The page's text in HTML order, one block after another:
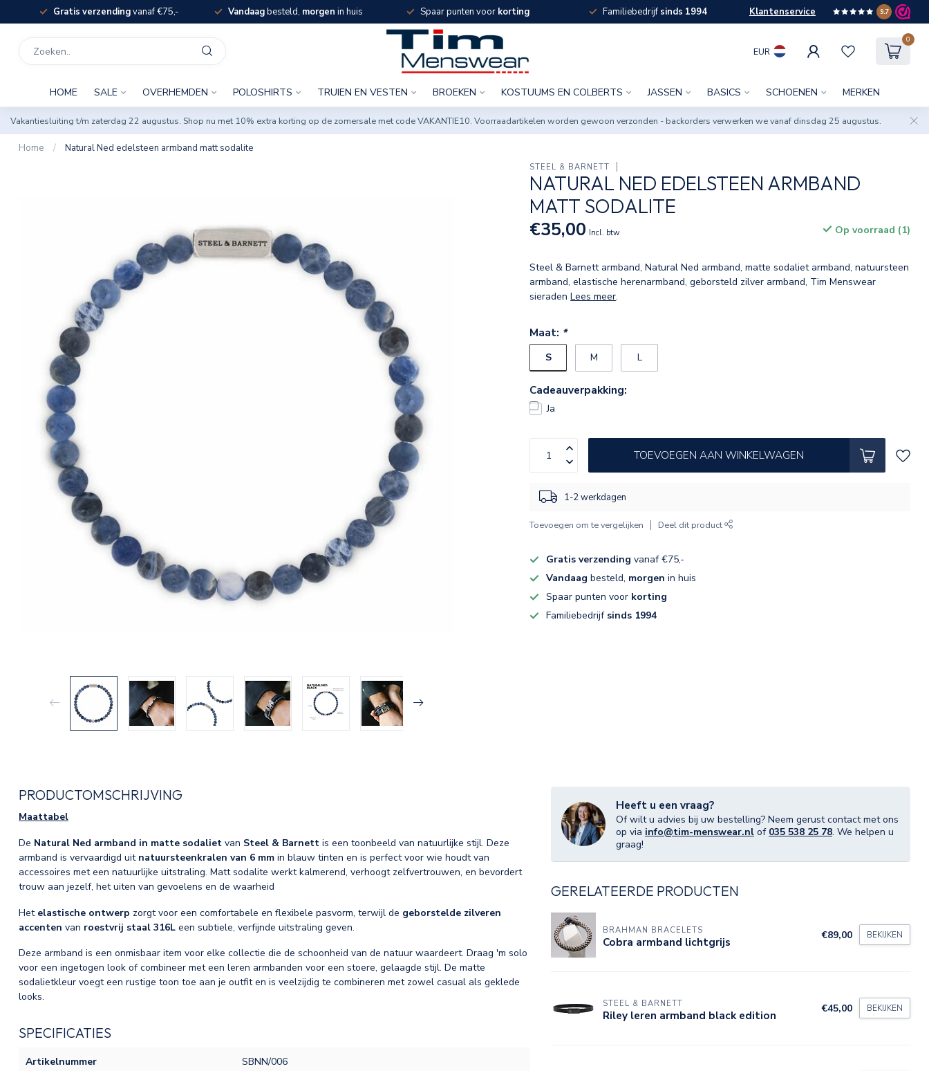
Gratis verzendingvanaf €75,- Vandaagbesteld, morgen in huis Spaar punten voor korting Familiebedrijf sinds 1994 Klantenservice 9.7
EUR
0
HOME SALE OVERHEMDEN POLOSHIRTS TRUIEN EN VESTEN BROEKEN KOSTUUMS EN COLBERTS JASSEN BASICS SCHOENEN MERKEN
Vakantiesluiting t/m zaterdag 22 augustus. Shop nu met 10% extra korting op de zomersale met code VAKANTIE10. Voorraadartikelen worden gewoon verzonden - backorders verwerken we vanaf dinsdag 25 augustus.
Home / Natural Ned edelsteen armband matt sodalite
STEEL & BARNETT
NATURAL NED EDELSTEEN ARMBAND
MATT SODALITE
€35,00 Incl. btw Op voorraad (1)
Steel & Barnett armband, Natural Ned armband, matte sodaliet armband, natuursteen
armband, elastische herenarmband, geborsteld zilver armband, Tim Menswear
sieradenLees meer.
Maat: *
S M L
Cadeauverpakking:
Ja
TOEVOEGEN AAN WINKELWAGEN
1-2 werkdagen
Toevoegen om te vergelijken Deel dit product
Gratis verzending vanaf €75,-
Vandaag besteld, morgen in huis
Spaar punten voor korting
Familiebedrijf sinds 1994
PRODUCTOMSCHRIJVING
Maattabel
De Natural Ned armband in matte sodaliet van Steel & Barnett is een toonbeeld van natuurlijke stijl. Deze
armband is vervaardigd uit natuursteenkralen van 6 mm in blauw tinten en is perfect voor wie houdt van
accessoires met een natuurlijke uitstraling. Matt sodalite werkt kalmerend, verhoogt zelfvertrouwen, en bevordert
trouw aan jezelf, het uiten van gevoelens en de waarheid
Het elastische ontwerp zorgt voor een comfortabele en flexibele pasvorm, terwijl de geborstelde zilveren
accenten van roestvrij staal 316L een subtiele, verfijnde uitstraling geven.
Deze armband is een onmisbaar item voor elke collectie die de schoonheid van de natuur waardeert. Draag 'm solo
voor een ingetogen look of combineer met een leren armbanden voor een stoere, gelaagde stijl. De matte
sodalietkleur voegt een rustige toon toe aan je outfit en is veelzijdig te combineren met zowel casual als geklede
looks.
SPECIFICATIES
Artikelnummer SBNN/006
Heeft u een vraag?
Of wilt u advies bij uw bestelling? Neem gerust contact met ons
op via info@tim-menswear.nl of 035 538 25 78. We helpen u
graag!
GERELATEERDE PRODUCTEN
BRAHMAN BRACELETS
Cobra armband lichtgrijs €89,00 BEKIJKEN
STEEL & BARNETT
Riley leren armband black edition €45,00 BEKIJKEN